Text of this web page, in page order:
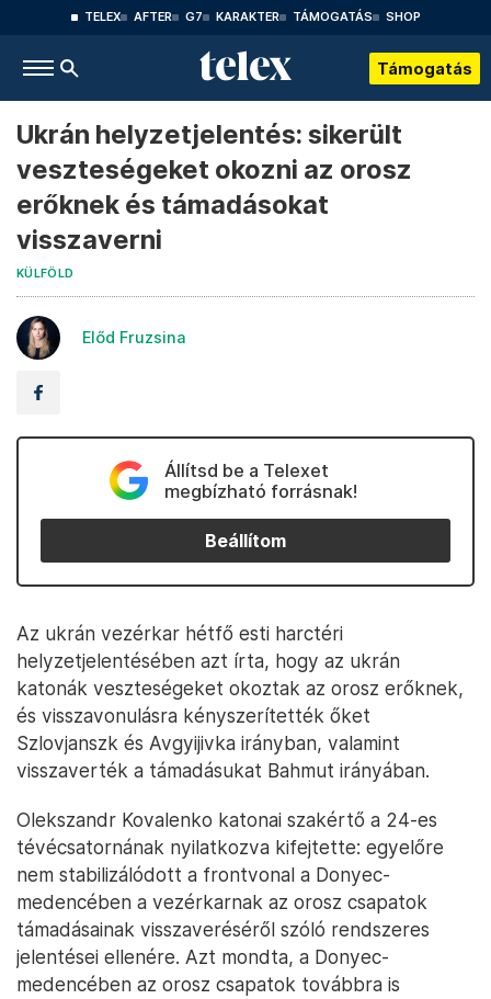
TELEX AFTER G7 KARAKTER TÁMOGATÁS SHOP
Támogatás
Ukrán helyzetjelentés: sikerült
veszteségeket okozni az orosz
erőknek és támadásokat
visszaverni
KÜLFÖLD
Előd Fruzsina
Állítsd be a Telexet
megbízható forrásnak!
Beállítom
Az ukrán vezérkar hétfő esti harctéri
helyzetjelentésében azt írta, hogy az ukrán
katonák veszteségeket okoztak az orosz erőknek,
és visszavonulásra kényszerítették őket
Szlovjanszk és Avgyijivka irányban, valamint
visszaverték a támadásukat Bahmut irányában.
Olekszandr Kovalenko katonai szakértő a 24-es
tévécsatornának nyilatkozva kifejtette: egyelőre
nem stabilizálódott a frontvonal a Donyec-
medencében a vezérkarnak az orosz csapatok
támadásainak visszaveréséről szóló rendszeres
jelentései ellenére. Azt mondta, a Donyec-
medencében az orosz csapatok továbbra is